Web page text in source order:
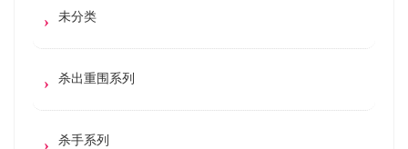
未分类
杀出重围系列
杀手系列